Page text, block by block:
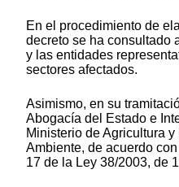
En el procedimiento de
decreto se ha consultado
y las entidades
sectores afectados.
Asimismo, en su
Abogacía del Estado e
Ministerio de Agricultura
Ambiente, de acuerdo
17 de la Ley 38/2003, de